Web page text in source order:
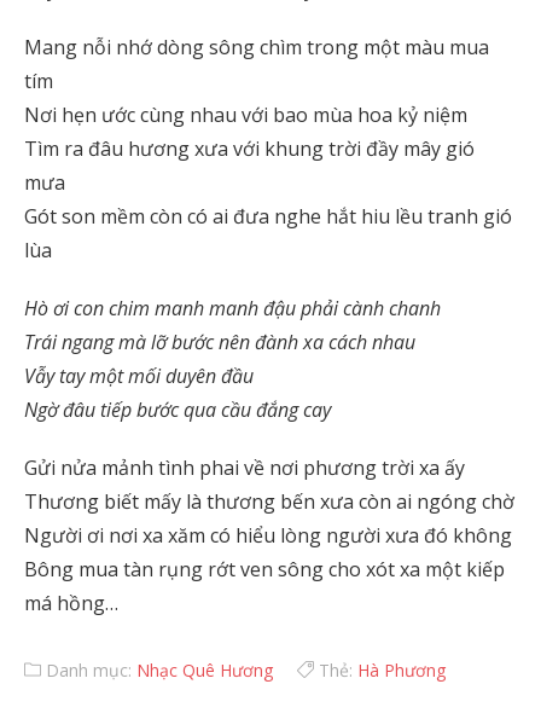
Mang nỗi nhớ dòng sông chìm trong một màu mua
tím
Nơi hẹn ước cùng nhau với bao mùa hoa kỷ niệm
Tìm ra đâu hương xưa với khung trời đầy mây gió
mưa
Gót son mềm còn có ai đưa nghe hắt hiu lều tranh gió
lùa
Hò ơi con chim manh manh đậu phải cành chanh
Trái ngang mà lỡ bước nên đành xa cách nhau
Vẫy tay một mối duyên đầu
Ngờ đâu tiếp bước qua cầu đắng cay
Gửi nửa mảnh tình phai về nơi phương trời xa ấy
Thương biết mấy là thương bến xưa còn ai ngóng chờ
Người ơi nơi xa xăm có hiểu lòng người xưa đó không
Bông mua tàn rụng rớt ven sông cho xót xa một kiếp
má hồng…
Danh mục: Nhạc Quê Hương Thẻ: Hà Phương